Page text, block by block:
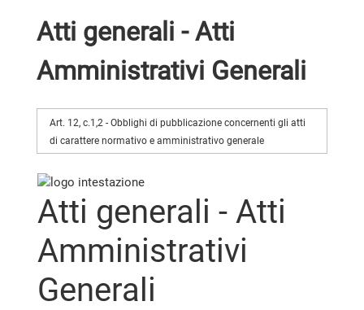
Atti generali - Atti
Amministrativi Generali
Art. 12, c.1,2 - Obblighi di pubblicazione concernenti gli atti
di carattere normativo e amministrativo generale
Atti generali - Atti
Amministrativi
Generali